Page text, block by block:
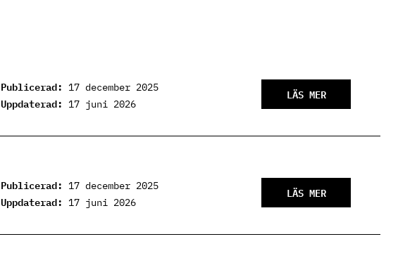
Publicerad: 17 december 2025
Uppdaterad: 17 juni 2026
LÄS MER
Publicerad: 17 december 2025
Uppdaterad: 17 juni 2026
LÄS MER